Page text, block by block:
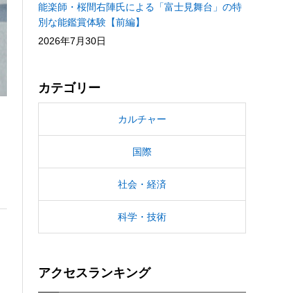
能楽師・桜間右陣氏による「富士見舞台」の特
別な能鑑賞体験【前編】
2026年7月30日
カテゴリー
カルチャー
国際
社会・経済
科学・技術
アクセスランキング